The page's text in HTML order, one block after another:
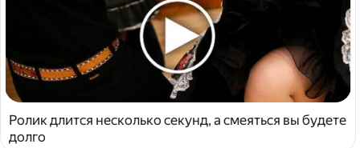
Ролик длится несколько секунд, а смеяться вы будете
долго